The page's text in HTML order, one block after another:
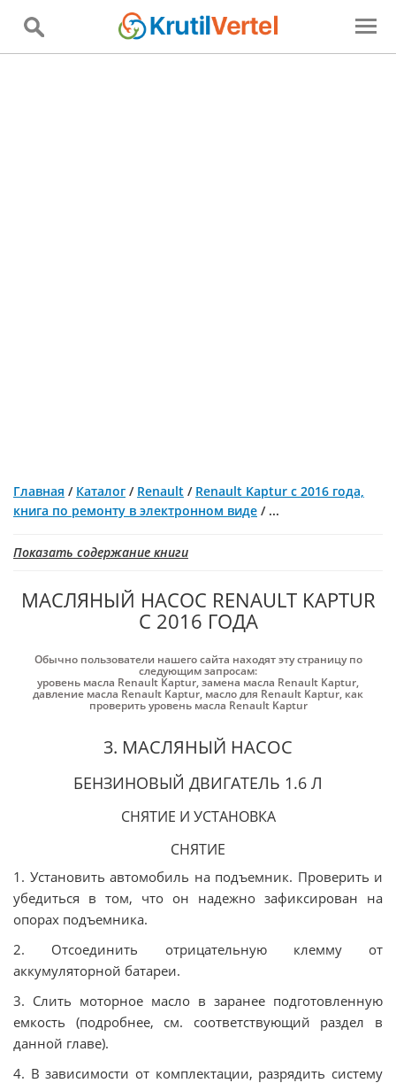
Главная / Каталог / Renault / Renault Kaptur с 2016 года,
книга по ремонту в электронном виде / ...
Показать содержание книги
МАСЛЯНЫЙ НАСОС RENAULT KAPTUR
С 2016 ГОДА
Обычно пользователи нашего сайта находят эту страницу по
следующим запросам:
уровень масла Renault Kaptur,замена масла Renault Kaptur,
давление масла Renault Kaptur, масло для Renault Kaptur, как
проверить уровень масла Renault Kaptur
3. МАСЛЯНЫЙ НАСОС
БЕНЗИНОВЫЙ ДВИГАТЕЛЬ 1.6 Л
СНЯТИЕ И УСТАНОВКА
СНЯТИЕ
1. Установить автомобиль на подъемник. Проверить и
убедиться в том, что он надежно зафиксирован на
опорах подъемника.
2. Отсоединить отрицательную клемму от
аккумуляторной батареи.
3. Слить моторное масло в заранее подготовленную
емкость (подробнее, см. соответствующий раздел в
данной главе).
4. В зависимости от комплектации, разрядить систему